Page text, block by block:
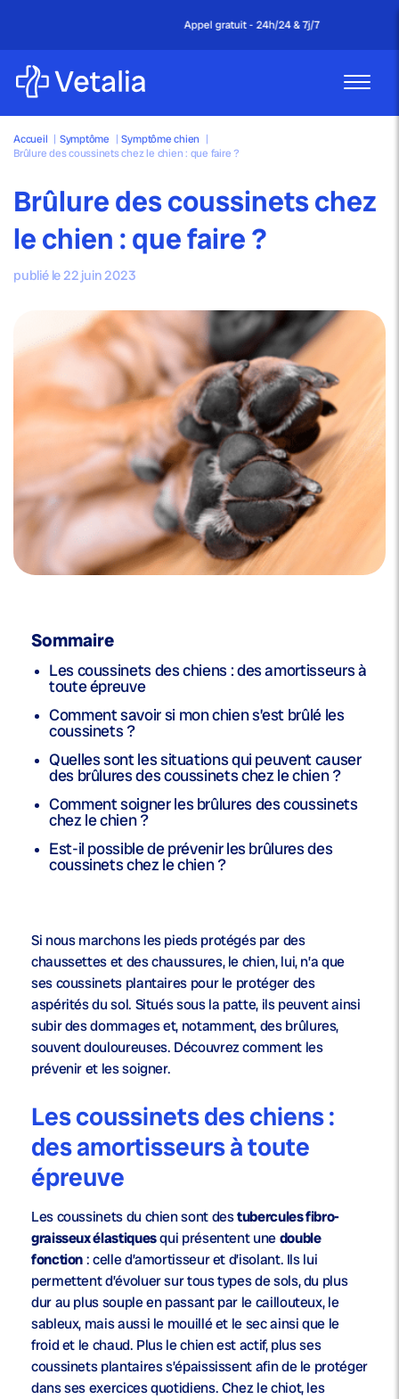
Appel gratuit - 24h/24 & 7j/7
Accueil | Symptôme | Symptôme chien |
Brûlure des coussinets chez le chien : que faire ?
Sommaire
Les coussinets des chiens : des amortisseurs à
toute épreuve
Comment savoir si mon chien s’est brûlé les
coussinets ?
Quelles sont les situations qui peuvent causer
des brûlures des coussinets chez le chien ?
Comment soigner les brûlures des coussinets
chez le chien ?
Est-il possible de prévenir les brûlures des
coussinets chez le chien ?
Brûlure des coussinets chez
le chien : que faire ?
publié le 22 juin 2023
Si nous marchons les pieds protégés par des
chaussettes et des chaussures, le chien, lui, n’a que
ses coussinets plantaires pour le protéger des
aspérités du sol. Situés sous la patte, ils peuvent ainsi
subir des dommages et, notamment, des brûlures,
souvent douloureuses. Découvrez comment les
prévenir et les soigner.
Les coussinets des chiens :
des amortisseurs à toute
épreuve
Les coussinets du chien sont destubercules fibro-
graisseux élastiquesqui présentent unedouble
fonction: celle d’amortisseur et d’isolant. Ils lui
permettent d’évoluer sur tous types de sols, du plus
dur au plus souple en passant par le caillouteux, le
sableux, mais aussi le mouillé et le sec ainsi que le
froid et le chaud. Plus le chien est actif, plus ses
coussinets plantaires s’épaississent afin de le protéger
dans ses exercices quotidiens. Chez le chiot, les